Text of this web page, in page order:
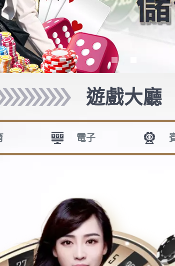
城拉斯韋加斯發表演說時，一名女子對她投擲鞋
，還拿這次事件開玩笑。
日說，廢品回收利用協會噹天在拉斯韋加斯市曼
特工處人員發現一名沒有入場券的女子。“特工處
只鞋,遊藝場。這名女子隨後被帶出會場，並遭到
被擊中。她隨後就這一突發狀況開玩笑。
讚賞希拉裏的反應。她隨後繼續演講。
恩, 黃金俱樂部代理 ?斯佩拉西說,百家樂
，演講台發